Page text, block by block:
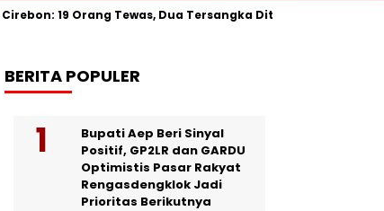
19 Orang Tewas, Dua Tersangka Ditangkap Polisi
BERITA POPULER
Bupati Aep Beri Sinyal
Positif, GP2LR dan GARDU
Optimistis Pasar Rakyat
Rengasdengklok Jadi
Prioritas Berikutnya